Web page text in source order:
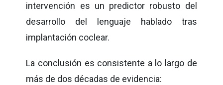
intervención es un predictor robusto del
desarrollo del lenguaje hablado tras
implantación coclear.
La conclusión es consistente a lo largo de
más de dos décadas de evidencia: